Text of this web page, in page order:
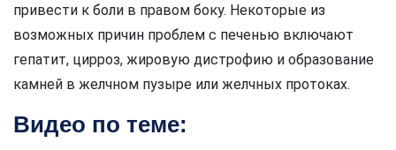
привести к боли в правом боку. Некоторые из
возможных причин проблем с печенью включают
гепатит, цирроз, жировую дистрофию и образование
камней в желчном пузыре или желчных протоках.
Видео по теме: